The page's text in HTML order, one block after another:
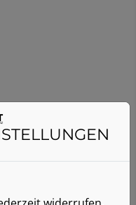
geben Sie uns
wir uns ein